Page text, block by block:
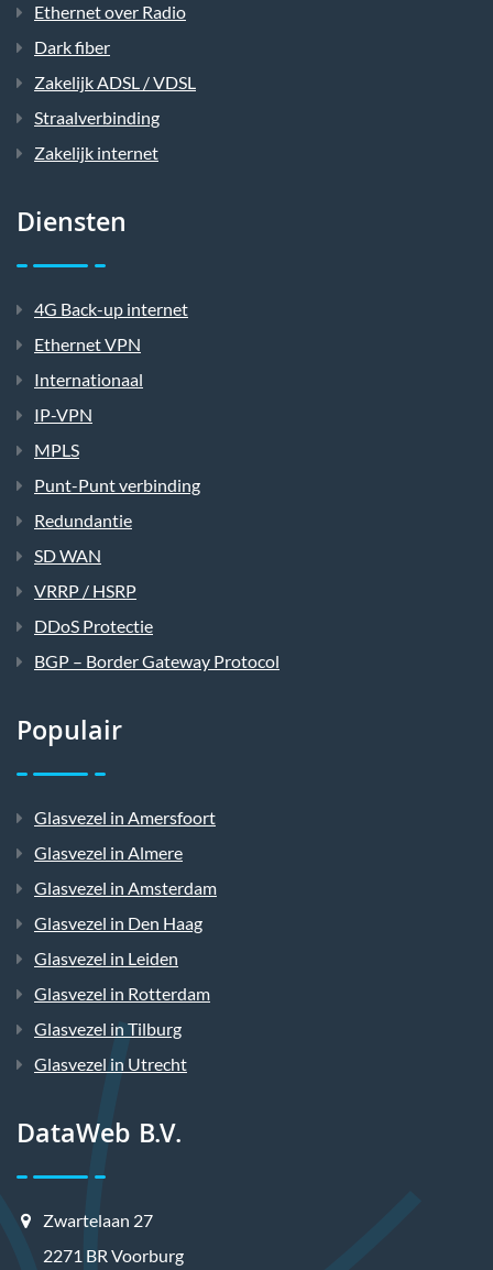
Ethernet over Radio
Dark fiber
Zakelijk ADSL / VDSL
Straalverbinding
Zakelijk internet
Diensten
4G Back-up internet
Ethernet VPN
Internationaal
IP-VPN
MPLS
Punt-Punt verbinding
Redundantie
SD WAN
VRRP / HSRP
DDoS Protectie
BGP – Border Gateway Protocol
Populair
Glasvezel in Amersfoort
Glasvezel in Almere
Glasvezel in Amsterdam
Glasvezel in Den Haag
Glasvezel in Leiden
Glasvezel in Rotterdam
Glasvezel in Tilburg
Glasvezel in Utrecht
DataWeb B.V.
Zwartelaan 27
2271 BR Voorburg